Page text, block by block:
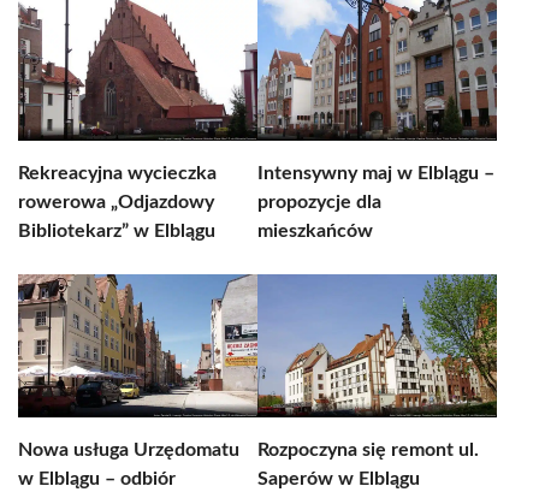
Rekreacyjna wycieczka
rowerowa „Odjazdowy
Bibliotekarz” w Elblągu
Intensywny maj w Elblągu –
propozycje dla
mieszkańców
Nowa usługa Urzędomatu
w Elblągu – odbiór
Rozpoczyna się remont ul.
Saperów w Elblągu